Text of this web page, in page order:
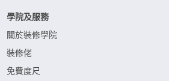
學院及服務
關於裝修學院
裝修佬
免費度尺